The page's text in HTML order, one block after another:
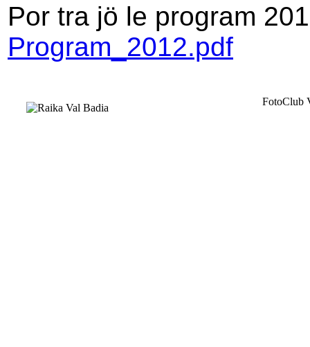
Por tra jö le program
Program_2012.pdf
FotoClub